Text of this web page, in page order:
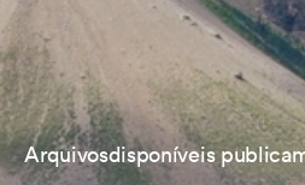
Arquivosdisponíveis